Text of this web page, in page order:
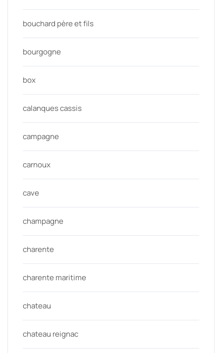
bouchard père et fils
bourgogne
box
calanques cassis
campagne
carnoux
cave
champagne
charente
charente maritime
chateau
chateau reignac